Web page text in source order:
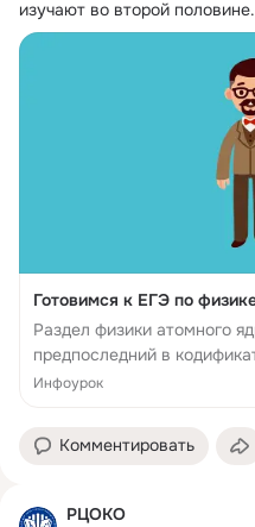
изучают во второй
Готовимся к ЕГЭ по
Раздел физики атомного
предпоследний в
его изучают во второй
Инфоурок
Комментировать
РЦОКО